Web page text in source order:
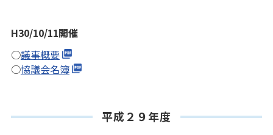
H30/10/11開催
○議事概要
○協議会名簿
平成２９年度